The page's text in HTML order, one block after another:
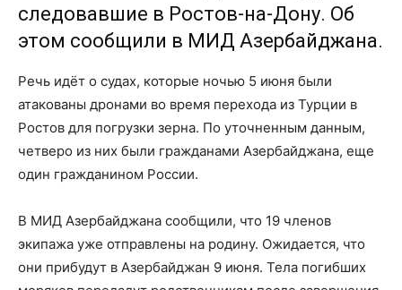
следовавшие в Ростов-на-Дону. Об
этом сообщили в МИД Азербайджана.
Речь идёт о судах, которые ночью 5 июня были
атакованы дронами во время перехода из Турции в
Ростов для погрузки зерна. По уточненным данным,
четверо из них были гражданами Азербайджана, еще
один гражданином России.
В МИД Азербайджана сообщили, что 19 членов
экипажа уже отправлены на родину. Ожидается, что
они прибудут в Азербайджан 9 июня. Тела погибших